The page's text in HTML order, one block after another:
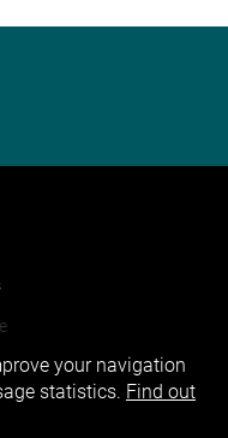
your navigation
statistics. Find out